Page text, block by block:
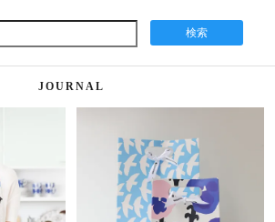
検索
JOURNAL